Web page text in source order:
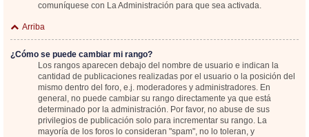
comuníquese con La Administración para que sea activada.
Arriba
¿Cómo se puede cambiar mi rango?
Los rangos aparecen debajo del nombre de usuario e indican la
cantidad de publicaciones realizadas por el usuario o la posición del
mismo dentro del foro, e.j. moderadores y administradores. En
general, no puede cambiar su rango directamente ya que está
determinado por la administración. Por favor, no abuse de sus
privilegios de publicación solo para incrementar su rango. La
mayoría de los foros lo consideran "spam", no lo toleran, y